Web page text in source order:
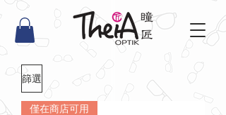
篩選
僅在商店可用